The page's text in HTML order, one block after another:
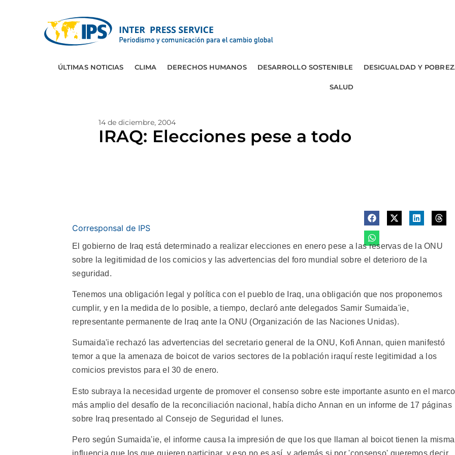
ÚLTIMAS NOTICIAS CLIMA DERECHOS HUMANOS DESARROLLO SOSTENIBLE DESIGUALDAD Y
SALUD
14 de diciembre, 2004
IRAQ: Elecciones pese a todo
Corresponsal de IPS
El gobierno de Iraq está determinado a realizar elecciones en enero pese a las reservas de la ONU
sobre la legitimidad de los comicios y las advertencias del foro mundial sobre el deterioro de la
seguridad.
Tenemos una obligación legal y política con el pueblo de Iraq, una obligación que nos proponemos
cumplir, y en la medida de lo posible, a tiempo, declaró ante delegados Samir Sumaida'ie,
representante permanente de Iraq ante la ONU (Organización de las Naciones Unidas).
Sumaida'ie rechazó las advertencias del secretario general de la ONU, Kofi Annan, quien manifestó
temor a que la amenaza de boicot de varios sectores de la población iraquí reste legitimidad a los
comicios previstos para el 30 de enero.
Esto subraya la necesidad urgente de promover el consenso sobre este importante asunto en el marco
más amplio del desafío de la reconciliación nacional, había dicho Annan en un informe de 17 páginas
sobre Iraq presentado al Consejo de Seguridad el lunes.
Pero según Sumaida'ie, el informe causa la impresión de que los que llaman al boicot tienen la misma
influencia que los que quieren participar, y eso no es así, y además si por 'consenso' queremos decir